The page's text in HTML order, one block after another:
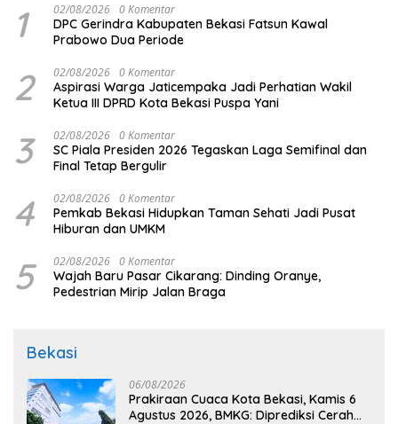
1 02/08/2026 0 Komentar
DPC Gerindra Kabupaten Bekasi Fatsun Kawal
Prabowo Dua Periode
2 02/08/2026 0 Komentar
Aspirasi Warga Jaticempaka Jadi Perhatian Wakil
Ketua III DPRD Kota Bekasi Puspa Yani
3 02/08/2026 0 Komentar
SC Piala Presiden 2026 Tegaskan Laga Semifinal dan
Final Tetap Bergulir
4 02/08/2026 0 Komentar
Pemkab Bekasi Hidupkan Taman Sehati Jadi Pusat
Hiburan dan UMKM
5 02/08/2026 0 Komentar
Wajah Baru Pasar Cikarang: Dinding Oranye,
Pedestrian Mirip Jalan Braga
Bekasi
06/08/2026
Prakiraan Cuaca Kota Bekasi, Kamis 6
Agustus 2026, BMKG: Diprediksi Cerah